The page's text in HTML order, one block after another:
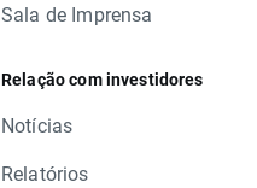
Sala de Imprensa
Relação com investidores
Notícias
Relatórios